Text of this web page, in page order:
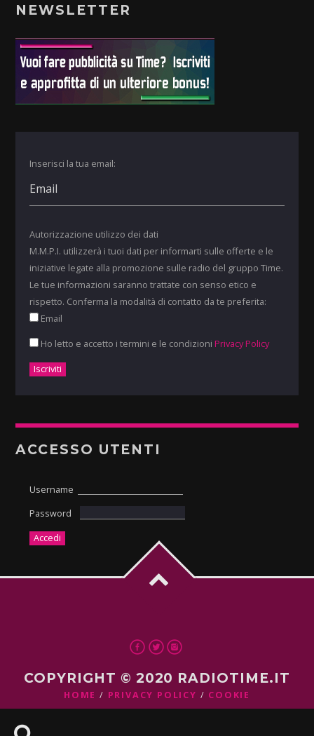
NEWSLETTER
Inserisci la tua email:
Autorizzazione utilizzo dei dati
M.M.P.I. utilizzerà i tuoi dati per informarti sulle offerte e le
iniziative legate alla promozione sulle radio del gruppo Time.
Le tue informazioni saranno trattate con senso etico e
rispetto. Conferma la modalità di contatto da te preferita:
Email
Ho letto e accetto i termini e le condizioni Privacy Policy
ACCESSO UTENTI
Username
Password
COPYRIGHT © 2020 RADIOTIME.IT
HOME PRIVACY POLICY COOKIE